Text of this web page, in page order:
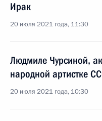
Ирак
20 июля 2021 года, 11:30
Людмиле Чурсиной,
народной артистке
20 июля 2021 года, 10:30